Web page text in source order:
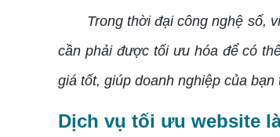
Trong thời đại công nghệ số,
cần phải được tối ưu hóa để có
giá tốt, giúp doanh nghiệp của
Dịch vụ tối ưu website